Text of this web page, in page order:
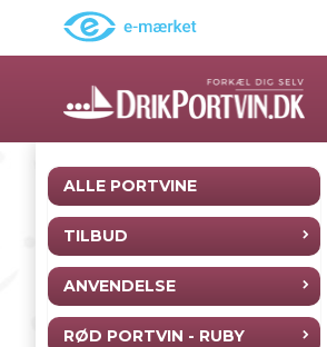
ALLE PORTVINE
TILBUD
ANVENDELSE
RØD PORTVIN - RUBY